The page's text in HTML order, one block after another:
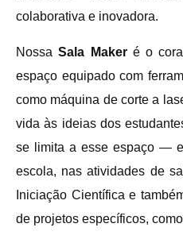
colaborativa e inovadora.
NossaSala Makeré o
espaço equipado com
como máquina de corte a
vida às ideias dos
se limita a esse espaço —
escola, nas atividades de
Iniciação Científica e
de projetos específicos,